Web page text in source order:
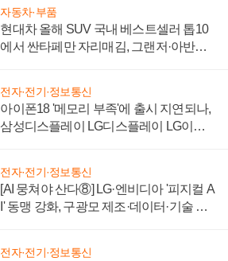
자동차·부품
현대차 올해 SUV 국내 베스트셀러 톱10
에서 싼타페만 자리매김, 그랜저·아반떼
전자·전기·정보통신
아이폰18 '메모리 부족'에 출시 지연되나,
삼성디스플레이 LG디스플레이 LG이노
전자·전기·정보통신
[AI 뭉쳐야 산다⑧] LG·엔비디아 '피지컬 A
I' 동맹 강화, 구광모 제조·데이터·기술 결
전자·전기·정보통신